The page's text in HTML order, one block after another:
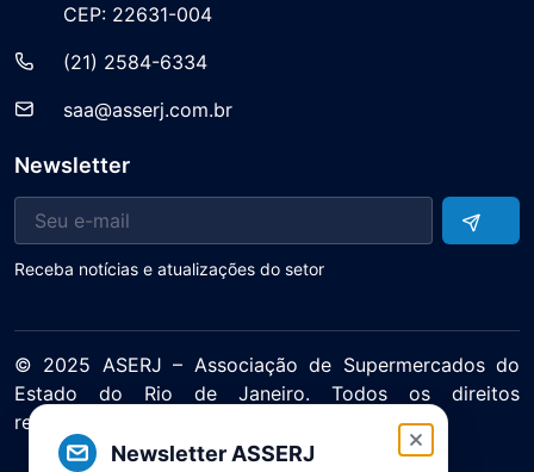
Newsletter ASSERJ
CEP: 22631-004
(21) 2584-6334
saa@asserj.com.br
Newsletter
Receba notícias e atualizações do setor
© 2025 ASERJ – Associação de Supermercados do
Estado do Rio de Janeiro. Todos os direitos
reservados.
Política de Privacidade Termos de Uso